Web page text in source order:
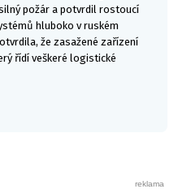
požár a potvrdil rostoucí
hluboko v ruském
že zasažené zařízení
řídí veškeré logistické